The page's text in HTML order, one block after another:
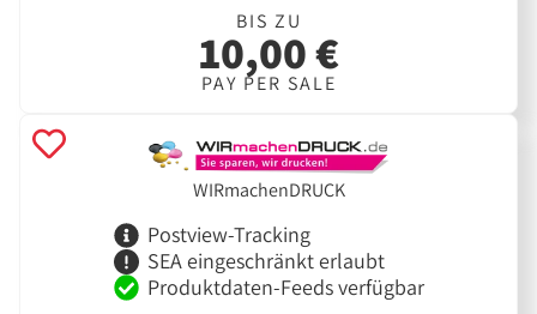
BIS ZU
10,00 €
PAY PER SALE
WIRmachenDRUCK
Postview-Tracking
SEA eingeschränkt erlaubt
Produktdaten-Feeds verfügbar